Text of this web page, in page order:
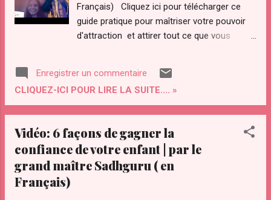
Français) Cliquez ici pour télécharger ce
guide pratique pour maîtriser votre pouvoir
d'attraction et attirer tout ce que vous
(imparfaite) de la vidéo Ce sont deux choses
qui sont concrètement inutilisés dans le
monde d'aujourd'hui c'est la cause.
faire que des travaux fille si oui mangiez
d'une certaine façon des choses mentale
d'une autre façon donc manger le bon type
Enregistrer un commentaire
CLIQUEZ-ICI POUR LIRE LA SUITE.... »
Vidéo: 6 façons de gagner la
confiance de votre enfant | par le
grand maître Sadhguru ( en
Français)